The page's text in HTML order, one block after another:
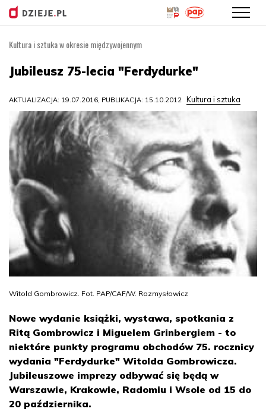
Przejdź
treści
Kultura i sztuka w okresie międzywojennym
Jubileusz 75-lecia "Ferdydurke"
AKTUALIZACJA: 19.07.2016, PUBLIKACJA: 15.10.2012 Kultura i sztuka
Witold Gombrowicz. Fot. PAP/CAF/W. Rozmysłowicz
Nowe wydanie książki, wystawa, spotkania z
Ritą Gombrowicz i Miguelem Grinbergiem - to
niektóre punkty programu obchodów 75. rocznicy
wydania "Ferdydurke" Witolda Gombrowicza.
Jubileuszowe imprezy odbywać się będą w
Warszawie, Krakowie, Radomiu i Wsole od 15 do
20 października.